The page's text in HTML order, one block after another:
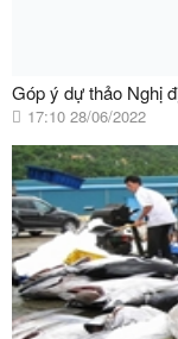
Góp ý dự thảo Nghị
17:10 28/06/2022